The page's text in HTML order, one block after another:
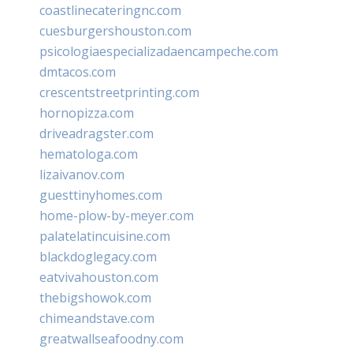
coastlinecateringnc.com
cuesburgershouston.com
psicologiaespecializadaencampeche.com
dmtacos.com
crescentstreetprinting.com
hornopizza.com
driveadragster.com
hematologa.com
lizaivanov.com
guesttinyhomes.com
home-plow-by-meyer.com
palatelatincuisine.com
blackdoglegacy.com
eatvivahouston.com
thebigshowok.com
chimeandstave.com
greatwallseafoodny.com